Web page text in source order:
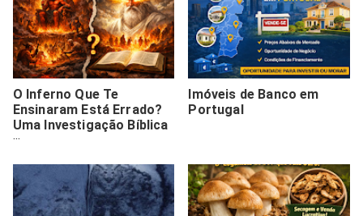
O Inferno Que Te
Ensinaram Está Errado?
Uma Investigação Bíblica
Que Pode Mudar Tudo
Imóveis de Banco em
Portugal